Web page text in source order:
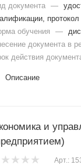
документа —
протокол
обучения
—
документа в
действия
Описание
и
Арт.: